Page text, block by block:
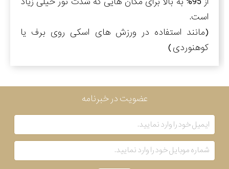
است.
(مانند استفاده در ورزش های اسکی روی برف یا
کوهنوردی )
عضویت در خبرنامه